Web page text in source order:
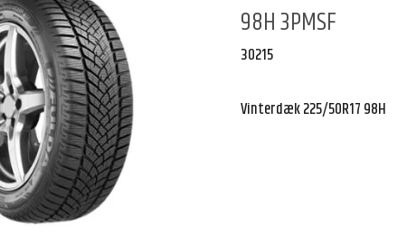
98H 3PMSF
30215
Vinterdæk 225/50R17 98H